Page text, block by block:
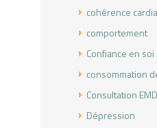
cohérence
comportement
Confiance en soi
consommation
Consultation
Dépression